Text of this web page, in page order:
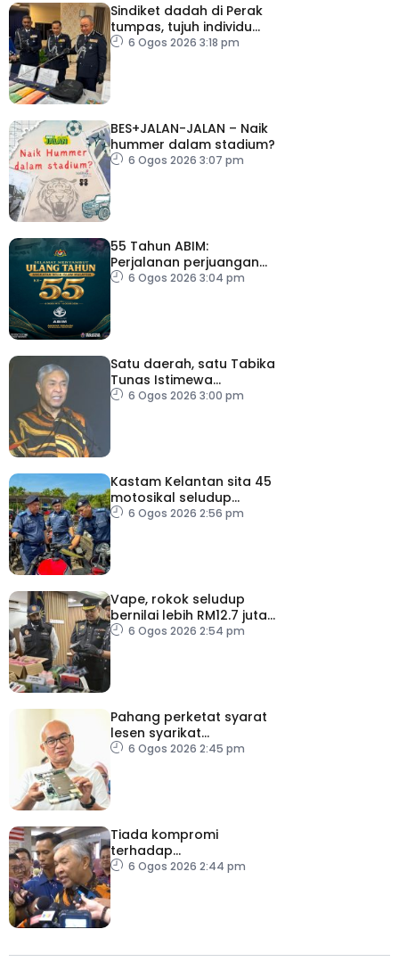
Sindiket dadah di Perak
tumpas, tujuh individu
ditahan
6 Ogos 2026 3:18 pm
BES+JALAN-JALAN – Naik
hummer dalam stadium?
6 Ogos 2026 3:07 pm
55 Tahun ABIM:
Perjalanan perjuangan
berteraskan jati diri
6 Ogos 2026 3:04 pm
Satu daerah, satu Tabika
Tunas Istimewa
menjelang 2027 – TPM
6 Ogos 2026 3:00 pm
Kastam Kelantan sita 45
motosikal seludup
bernilai RM3.6 juta
6 Ogos 2026 2:56 pm
Vape, rokok seludup
bernilai lebih RM12.7 juta
dirampas di Selangor
6 Ogos 2026 2:54 pm
Pahang perketat syarat
lesen syarikat
telekomunikasi, bendung
6 Ogos 2026 2:45 pm
Tiada kompromi
terhadap
penyelewengan jika
6 Ogos 2026 2:44 pm